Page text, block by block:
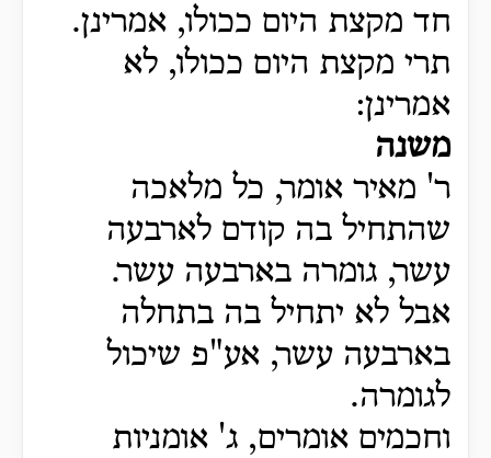
חד מקצת היום ככולו, אמרינן.
תרי מקצת היום ככולו, לא
אמרינן:
משנה
ר' מאיר אומר, כל מלאכה
שהתחיל בה קודם לארבעה
עשר, גומרה בארבעה עשר.
אבל לא יתחיל בה בתחלה
בארבעה עשר, אע"פ שיכול
לגומרה.
וחכמים אומרים, ג' אומניות